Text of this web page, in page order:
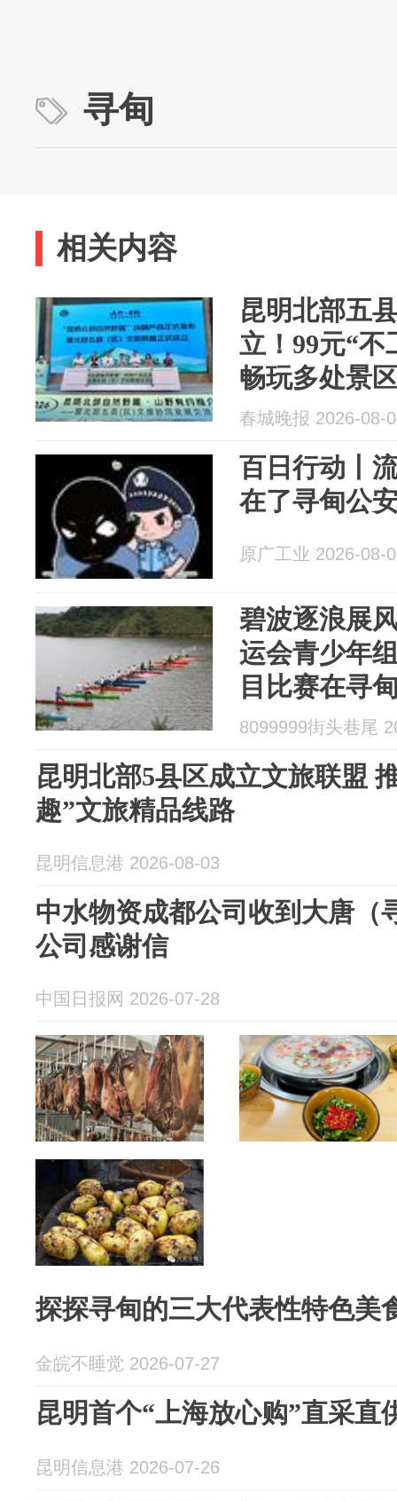
寻甸
相关内容
昆明北部五
立！99元“不
畅玩多处景
春城晚报 2026-08-
百日行动丨
在了寻甸公
原广工业 2026-08-
碧波逐浪展
运会青少年
目比赛在寻
8099999街头巷尾
昆明北部5县区成立文旅联盟
趣”文旅精品线路
昆明信息港 2026-08-03
中水物资成都公司收到大唐（
公司感谢信
中国日报网 2026-07-28
探探寻甸的三大代表性特色美
金皖不睡觉 2026-07-27
昆明首个“上海放心购”直采直
昆明信息港 2026-07-26